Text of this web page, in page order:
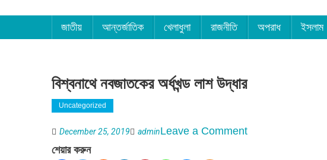
জাতীয় আন্তর্জাতিক খেলাধুলা রাজনীতি অপরাধ ইসলাম
বিশ্বনাথে নবজাতকের অর্ধখন্ড লাশ উদ্ধার
Uncategorized
December 25, 2019 adminLeave a Commenton
শেয়ার করুন